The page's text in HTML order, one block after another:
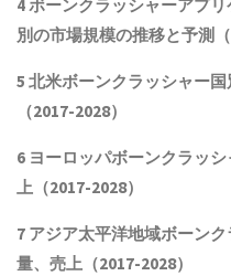
4 ボーンクラッシャーアプ
別の市場規模の推移と予測
5 北米ボーンクラッシャー
（2017-2028）
6 ヨーロッパボーンクラッシ
上（2017-2028）
7 アジア太平洋地域ボーン
量、売上（2017-2028）